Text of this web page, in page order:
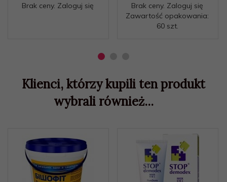
Brak ceny. Zaloguj się
Brak ceny. Zaloguj się
Zawartość opakowania:
60 szt.
Klienci, którzy kupili ten produkt
wybrali również...